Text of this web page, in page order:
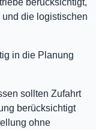
berücksichtigt,
die logistischen
in die Planung
sollten Zufahrt
berücksichtigt
ohne